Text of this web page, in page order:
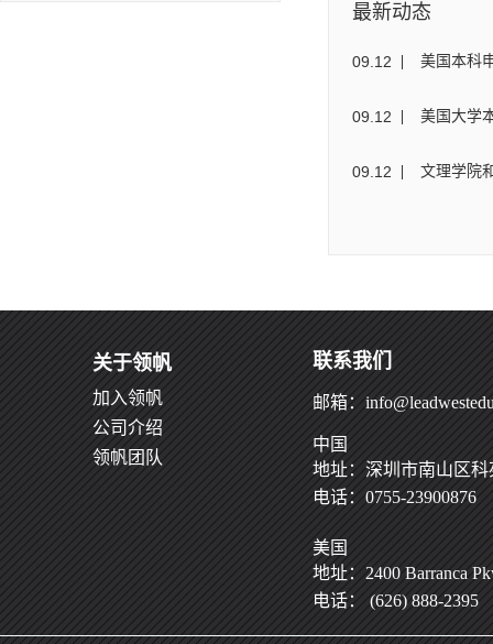
最新动态
09 12 美国本科
09 12 美国大学
09 12 文理学院
关于领帆
加入领帆
公司介绍
领帆团队
联系我们
邮箱：
中国
地址：深圳市南山区科
电话：0755-23900876
美国
地址：2400 Barranca
电话： (626) 888-2395